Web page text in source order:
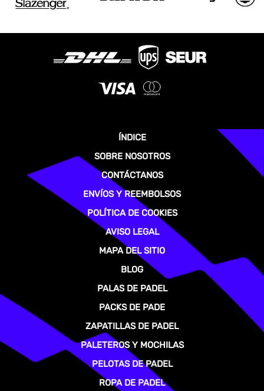
ÍNDICE
SOBRE NOSOTROS
CONTÁCTANOS
ENVÍOS Y REEMBOLSOS
POLÍTICA DE COOKIES
AVISO LEGAL
MAPA DEL SITIO
BLOG
PALAS DE PADEL
PACKS DE PADE
ZAPATILLAS DE PADEL
PALETEROS Y MOCHILAS
PELOTAS DE PADEL
ROPA DE PADEL